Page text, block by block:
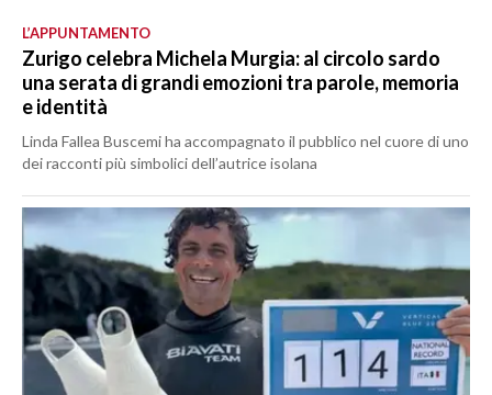
L’APPUNTAMENTO
Zurigo celebra Michela Murgia: al circolo sardo
una serata di grandi emozioni tra parole, memoria
e identità
Linda Fallea Buscemi ha accompagnato il pubblico nel cuore di uno
dei racconti più simbolici dell’autrice isolana